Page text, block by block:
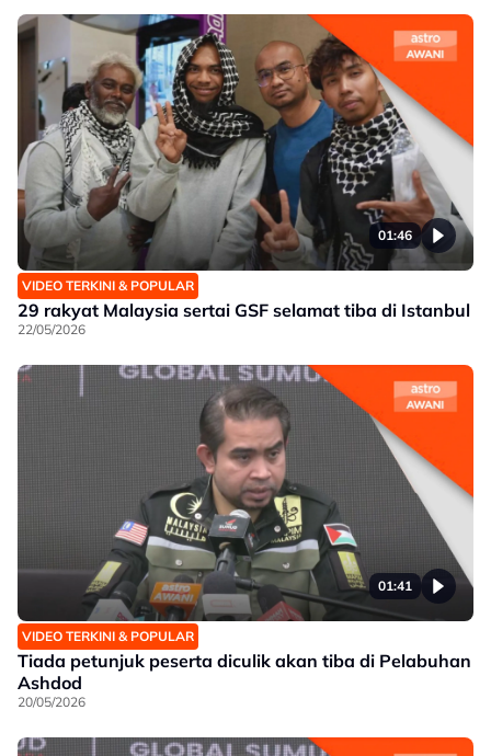
01:46
VIDEO TERKINI & POPULAR
29 rakyat Malaysia sertai GSF selamat tiba di Istanbul
22/05/2026
01:41
VIDEO TERKINI & POPULAR
Tiada petunjuk peserta diculik akan tiba di Pelabuhan
Ashdod
20/05/2026